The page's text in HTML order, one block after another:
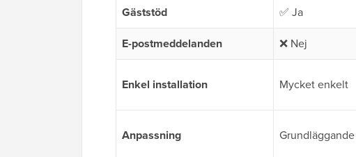
Gäststöd
✅ Ja
E-postmeddelanden
❌ Nej
Enkel installation Mycket enkelt
Anpassning Grundläggande